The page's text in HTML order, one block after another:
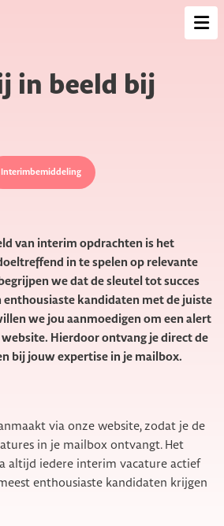
in beeld bij
Interimbemiddeling
van interim opdrachten is het
in te spelen op relevante
we dat de sleutel tot succes
enthousiaste kandidaten met de juiste
we jou aanmoedigen om een alert
Hierdoor ontvang je direct de
bij jouw expertise in je mailbox.
via onze website, zodat je de
in je mailbox ontvangt. Het
altijd iedere interim vacature actief
enthousiaste kandidaten krijgen